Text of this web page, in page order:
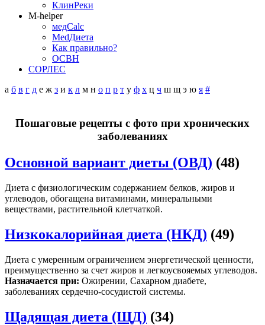
КлинРеки
M-helper
медCalc
MedДиета
Как правильно?
ОСВН
СОРЛЕС
а б в г д е ж з и к л м н о п р т у ф х ц ч ш щ э ю я #
Пошаговые рецепты с фото при хронических
заболеваниях
Основной вариант диеты (ОВД) (48)
Диета с физиологическим содержанием белков, жиров и
углеводов, обогащена витаминами, минеральными
веществами, растительной клетчаткой.
Низкокалорийная диета (НКД) (49)
Диета с умеренным ограничением энергетической ценности,
преимущественно за счет жиров и легкоусвояемых углеводов.
Назначается при: Ожирении, Сахарном диабете,
заболеваниях сердечно-сосудистой системы.
Щадящая диета (ЩД) (34)